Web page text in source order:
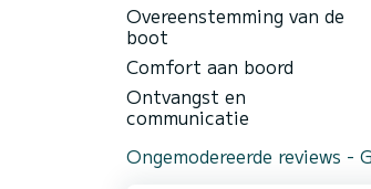
Overeenstemming van de
boot
Comfort aan boord
Ontvangst en
communicatie
Ongemodereerde reviews -